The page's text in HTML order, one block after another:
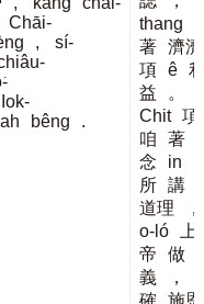
Chāi-
,
sí-
Iok-
bêng .
thang
著 濟濟
項 ê
益
。
Chit 項
咱
著
念
in
所 講
道理
，
o-ló
上
帝
做
義
，
確
施恩